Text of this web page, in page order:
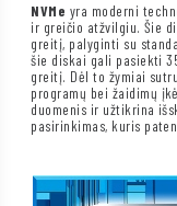
NVMe yra moderni
ir greičio atžvilgiu. Šie
greitį, palyginti su
šie diskai gali pasiekti
greitį. Dėl to žymiai
programų bei žaidimų
duomenis ir užtikrina
pasirinkimas, kuris